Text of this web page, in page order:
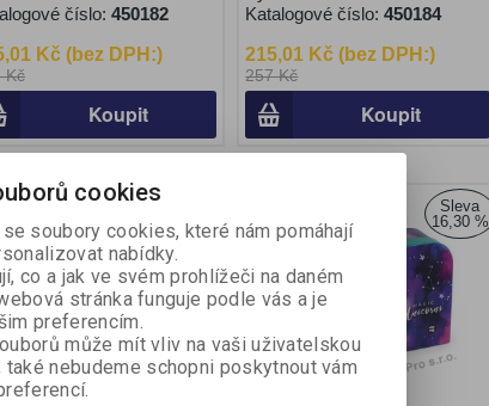
číslo: 450182
Kč (bez DPH:)
Kč
Koupit
Katalogové číslo:450184
215,01 Kč (bez DPH:)
257 Kč
Koupit
16,30 %
Sleva
16,30 %
cookies
soubory cookies, které nám pomáhají
nabídky.
co a jak ve svém prohlížeči na daném
stránka funguje podle vás a je
preferencím.
může mít vliv na vaši uživatelskou
nebudeme schopni poskytnout vám